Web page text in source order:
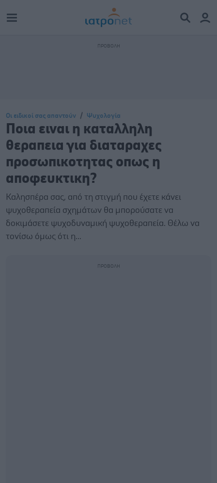
Οι ειδικοί σας απαντούν Ψυχολογία
Ποια ειναι η καταλληλη
θεραπεια για διαταραχες
προσωπικοτητας οπως η
αποφευκτικη?
Καλησπέρα σας, από τη στιγμή που έχετε κάνει
ψυχοθεραπεία σχημάτων θα μπορούσατε να
δοκιμάσετε ψυχοδυναμική ψυχοθεραπεία. Θέλω να
τονίσω όμως ότι η...